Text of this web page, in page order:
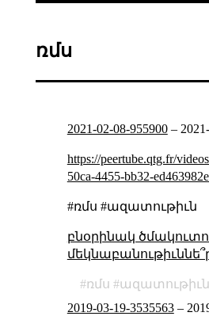
ռմս
2021-02-08-955900–
https://peertube.qtg.fr/
50ca-4455-bb32-
#ռմս #ազատութիւն
բնօրինակ
ռմս
ազատութիւն
2019-03-19-3535563–